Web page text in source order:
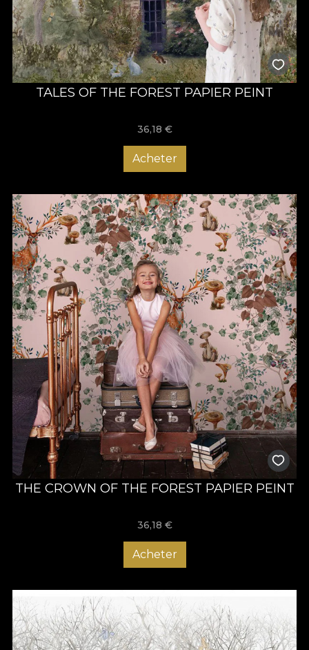
TALES OF THE FOREST PAPIER PEINT
36,18 €
Acheter
THE CROWN OF THE FOREST PAPIER PEINT
36,18 €
Acheter